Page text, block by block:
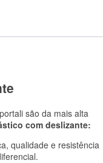
são da mais alta
com deslizante:
qualidade e resistência